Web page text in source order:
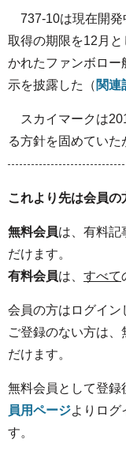
737-10は現在開発
取得の期限を12月
かれたファンボロー
示を披露した（ 関連
スカイマークは
る方針を固めてい
これより先は会員の
無料会員は、有料記
だけます。
有料会員は、 すべて
会員の方はログイン
ご登録のない方は
だけます。
無料会員として登録
員用ページよりログ
す。